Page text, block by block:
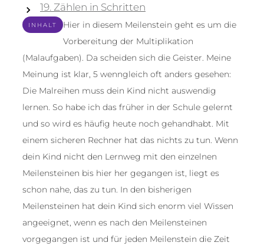
19. Zählen in Schritten
INHALT
Hier in diesem Meilenstein geht es um die
Vorbereitung der Multiplikation
(Malaufgaben). Da scheiden sich die Geister. Meine
Meinung ist klar, 5 wenngleich oft anders gesehen:
Die Malreihen muss dein Kind nicht auswendig
lernen. So habe ich das früher in der Schule gelernt
und so wird es häufig heute noch gehandhabt. Mit
einem sicheren Rechner hat das nichts zu tun. Wenn
dein Kind nicht den Lernweg mit den einzelnen
Meilensteinen bis hier her gegangen ist, liegt es
schon nahe, das zu tun. In den bisherigen
Meilensteinen hat dein Kind sich enorm viel Wissen
angeeignet, wenn es nach den Meilensteinen
vorgegangen ist und für jeden Meilenstein die Zeit